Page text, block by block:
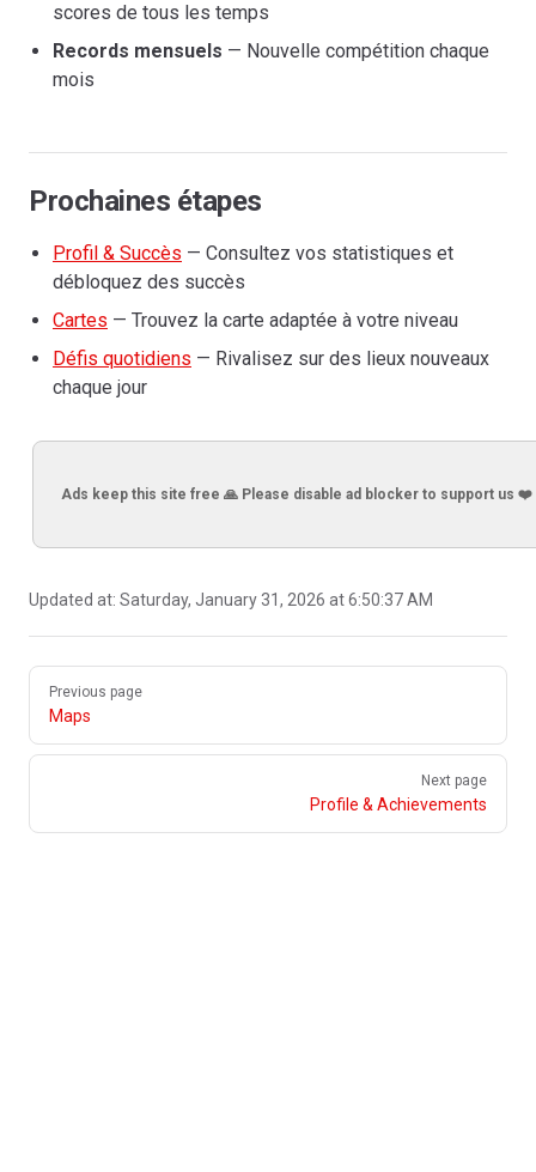
scores de tous les temps
Records mensuels — Nouvelle compétition chaque
mois
Prochaines étapes
Profil & Succès — Consultez vos statistiques et
débloquez des succès
Cartes — Trouvez la carte adaptée à votre niveau
Défis quotidiens — Rivalisez sur des lieux nouveaux
chaque jour
Ads keep this site free 🙏 Please disable ad blocker to support us ❤️
Updated at: Saturday, January 31, 2026 at 6:50:37 AM
Pager
Previous page
Maps
Next page
Profile & Achievements